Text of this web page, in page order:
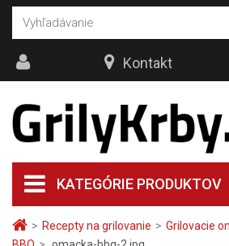
> Recepty na grilovanie > Grilovacie
KATEGÓRIE PRODUKTOV
Kontakt